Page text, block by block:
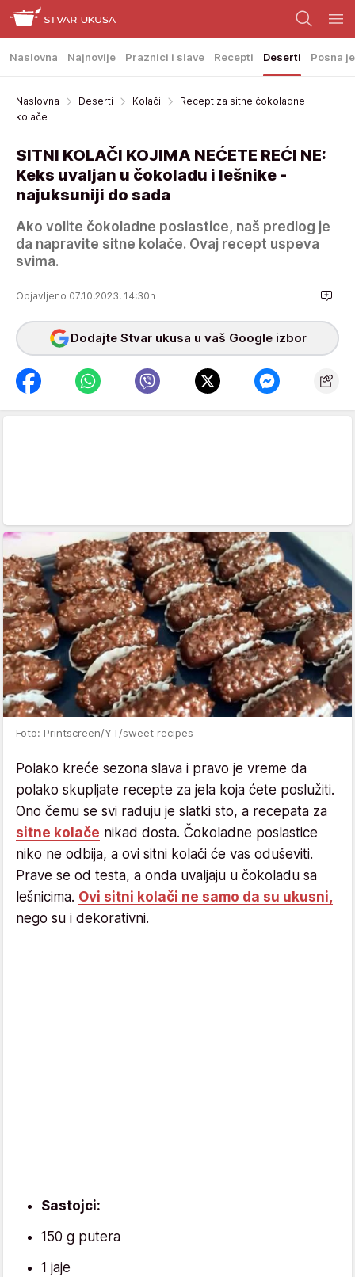
Naslovna Najnovije Praznici i slave Recepti Deserti Posna
Naslovna Deserti Kolači
Recept za sitne čokoladne
kolače
SITNI KOLAČI KOJIMA NEĆETE REĆI NE:
Keks uvaljan u čokoladu i lešnike -
najuksuniji do sada
Ako volite čokoladne poslastice, naš predlog je
da napravite sitne kolače. Ovaj recept uspeva
svima.
Objavljeno 07.10.2023. 14:30h
Dodajte Stvar ukusa u vaš Google izbor
Foto: Printscreen/YT/sweet recipes
Polako kreće sezona slava i pravo je vreme da
polako skupljate recepte za jela koja ćete poslužiti.
Ono čemu se svi raduju je slatki sto, a recepata za
sitne kolače nikad dosta. Čokoladne poslastice
niko ne odbija, a ovi sitni kolači će vas oduševiti.
Prave se od testa, a onda uvaljaju u čokoladu sa
lešnicima. Ovi sitni kolači ne samo da su ukusni,
nego su i dekorativni.
Sastojci:
150 g putera
1 jaje